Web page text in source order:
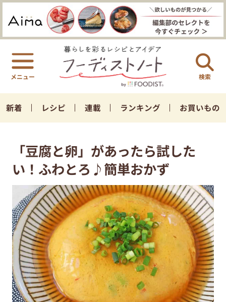
検索
新着 レシピ 連載 ランキング お買いもの
「豆腐と卵」があったら試した
い！ふわとろ♪簡単おかず